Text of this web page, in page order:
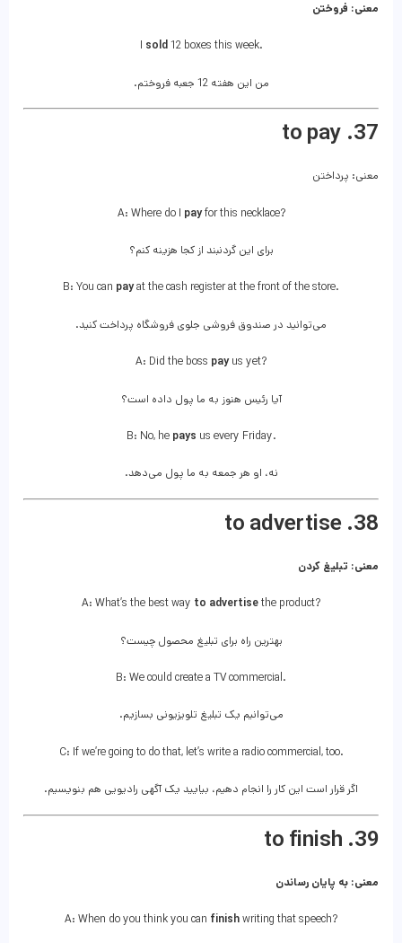
معنی: فروختن
I sold12 boxes this week.
من این هفته 12 جعبه فروختم.
37. to pay
معنی: پرداختن
A: Where do I payfor this necklace?
برای این گردنبند از کجا هزینه کنم؟
B: You can payat the cash register at the front of the store.
می‌توانید در صندوق فروشی جلوی فروشگاه پرداخت کنید.
A: Did the boss payus yet?
آیا رئیس هنوز به ما پول داده است؟
B: No, he pays us every Friday.
نه، او هر جمعه به ما پول می‌دهد.
38. to advertise
معنی: تبلیغ کردن
A: What’s the best way to advertisethe product?
بهترین راه برای تبلیغ محصول چیست؟
B: We could create a TV commercial.
می‌توانیم یک تبلیغ تلویزیونی بسازیم.
C: If we’re going to do that, let’s write a radio commercial, too.
اگر قرار است این کار را انجام دهیم، بیایید یک آگهی رادیویی هم بنویسیم.
39. to finish
معنی: به پایان رساندن
A: When do you think you can finishwriting that speech?